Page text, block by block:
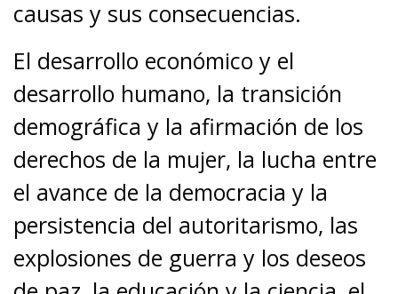
causas y sus consecuencias.
El desarrollo económico y el
desarrollo humano, la transición
demográfica y la afirmación de los
derechos de la mujer, la lucha entre
el avance de la democracia y la
persistencia del autoritarismo, las
explosiones de guerra y los deseos